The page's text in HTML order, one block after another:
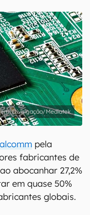
Divulgação/Mediatek
pela
fabricantes de
abocanhar 27,2%
em quase 50%
globais.